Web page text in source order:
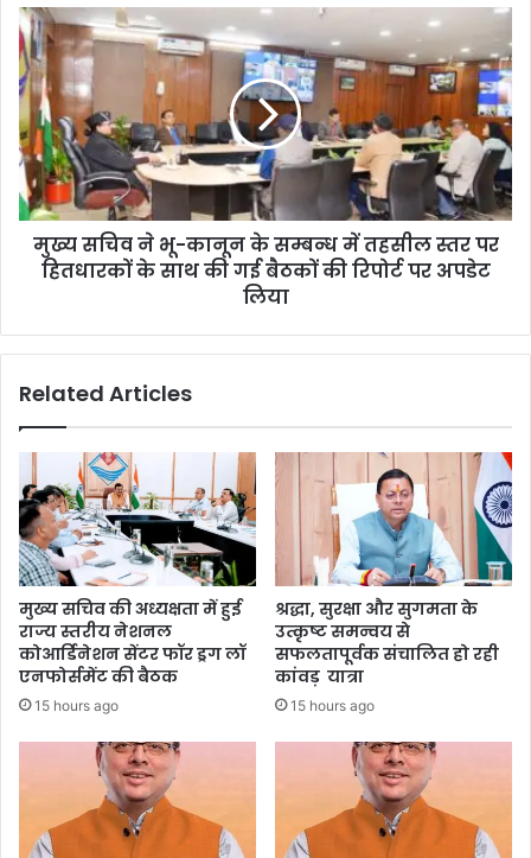
मुख्य सचिव ने भू-कानून के सम्बन्ध में तहसील स्तर पर
हितधारकों के साथ की गई बैठकों की रिपोर्ट पर अपडेट
लिया
Related Articles
मुख्य सचिव की अध्यक्षता में हुई
राज्य स्तरीय नेशनल
कोआर्डिनेशन सेंटर फॉर ड्रग लॉ
एनफोर्समेंट की बैठक
15 hours ago
श्रद्धा, सुरक्षा और सुगमता के
उत्कृष्ट समन्वय से
सफलतापूर्वक संचालित हो रही
कांवड़ यात्रा
15 hours ago